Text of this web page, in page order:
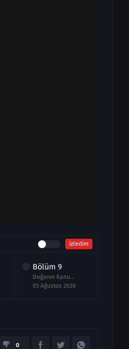
izledim
Bölüm9
Doğanın Kanunu 9.Bölüm izle
05 Ağustos 2026
0